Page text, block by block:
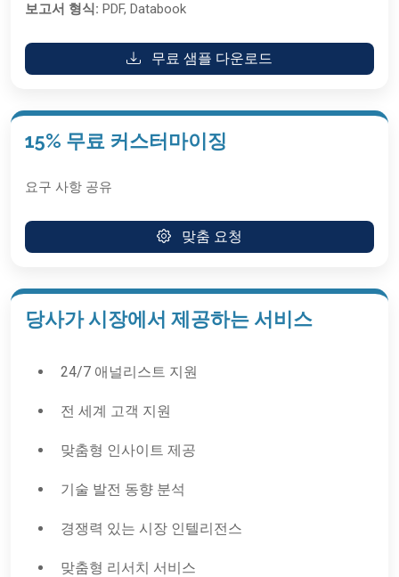
보고서 형식: PDF, Databook
무료 샘플 다운로드
15% 무료 커스터마이징
요구 사항 공유
맞춤 요청
당사가 시장에서 제공하는 서비스
24/7 애널리스트 지원
전 세계 고객 지원
맞춤형 인사이트 제공
기술 발전 동향 분석
경쟁력 있는 시장 인텔리전스
맞춤형 리서치 서비스